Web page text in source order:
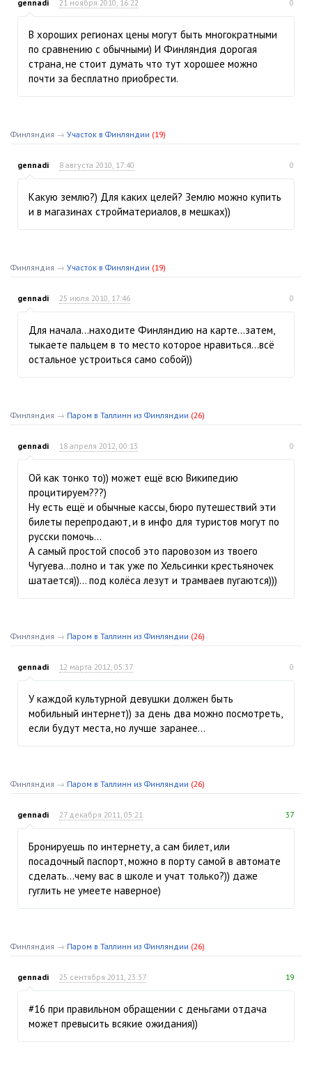
gennadi 21 ноября 2010, 16:22 0
В хороших регионах цены могут быть многократными
по сравнению с обычными) И Финляндия дорогая
страна, не стоит думать что тут хорошее можно
почти за бесплатно приобрести.
Финляндия → Участок в Финляндии (19)
gennadi 8 августа 2010, 17:40 0
Какую землю?) Для каких целей? Землю можно купить
и в магазинах стройматериалов, в мешках))
Финляндия → Участок в Финляндии (19)
gennadi 25 июля 2010, 17:46 0
Для начала...находите Финляндию на карте...затем,
тыкаете пальцем в то место которое нравиться...всё
остальное устроиться само собой))
Финляндия → Паром в Таллинн из Финляндии (26)
gennadi 18 апреля 2012, 00:13 0
Ой как тонко то)) может ещё всю Википедию
процитируем???)
Ну есть ещё и обычные кассы, бюро путешествий эти
билеты перепродают, и в инфо для туристов могут по
русски помочь...
А самый простой способ это паровозом из твоего
Чугуева...полно и так уже по Хельсинки крестьяночек
шатается))... под колёса лезут и трамваев пугаются)))
Финляндия → Паром в Таллинн из Финляндии (26)
gennadi 12 марта 2012, 05:37 0
У каждой культурной девушки должен быть
мобильный интернет)) за день два можно посмотреть,
если будут места, но лучше заранее...
Финляндия → Паром в Таллинн из Финляндии (26)
gennadi 27 декабря 2011, 05:21 37
Бронируешь по интернету, а сам билет, или
посадочный паспорт, можно в порту самой в автомате
сделать...чему вас в школе и учат только?)) даже
гуглить не умеете наверное)
Финляндия → Паром в Таллинн из Финляндии (26)
gennadi 25 сентября 2011, 23:37 19
#16 при правильном обращении с деньгами отдача
может превысить всякие ожидания))